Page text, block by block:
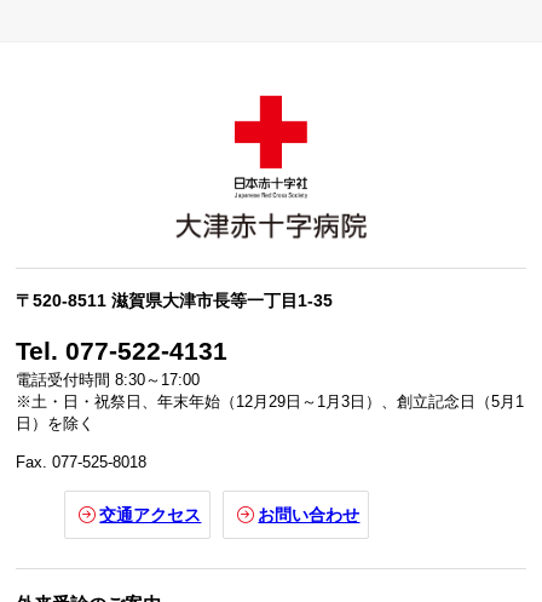
〒520-8511 滋賀県大津市長等一丁目1-35
Tel. 077-522-4131
電話受付時間 8:30～17:00
※土・日・祝祭日、年末年始（12月29日～1月3日）、創立記念日（5月1
日）を除く
Fax. 077-525-8018
交通アクセス お問い合わせ